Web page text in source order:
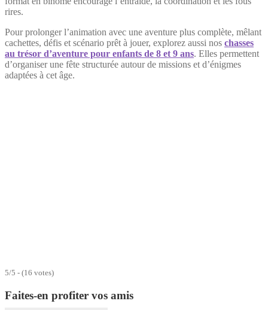
rires.
Pour prolonger l’animation avec une aventure plus complète, mêlant
cachettes, défis et scénario prêt à jouer, explorez aussi nos chasses
au trésor d’aventure pour enfants de 8 et 9 ans. Elles permettent
d’organiser une fête structurée autour de missions et d’énigmes
adaptées à cet âge.
5/5 - (16 votes)
Faites-en profiter vos amis